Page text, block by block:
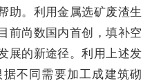
助。利用金属选矿废渣生
前尚数国内首创，填补空
展的新途径。利用上述发
不同需要加工成建筑砌